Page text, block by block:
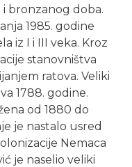
bronzanog doba.
1985. godine
iz I i III veka. Kroz
stanovništva
ratova. Veliki
1788. godine.
od 1880 do
je nastalo usred
Nemaca
je naselio veliki